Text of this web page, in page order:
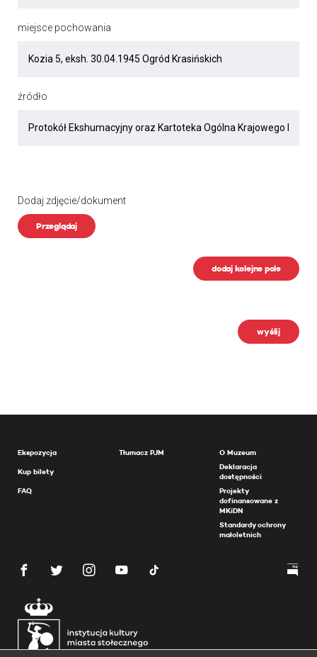
miejsce pochowania
źródło
Dodaj zdjęcie/dokument
Przeglądaj
dodaj kolejne pole
wyślij
Ekspozycja
Kup bilety
FAQ
Tłumacz PJM
O Muzeum
Deklaracja
dostępności
Projekty
dofinansowane z
MKiDN
Standardy ochrony
małoletnich